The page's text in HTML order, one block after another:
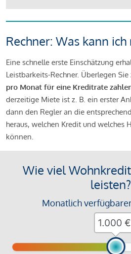
Rechner: Was kann
Eine schnelle erste Einschätzung
Leistbarkeits-Rechner. Überlegen Sie
pro Monat für eine Kreditrate
derzeitige Miete ist z. B. ein erster
dann den Regler an die
heraus, welchen Kredit und welches
können.
Wie viel
leisten?
Monatlich
€